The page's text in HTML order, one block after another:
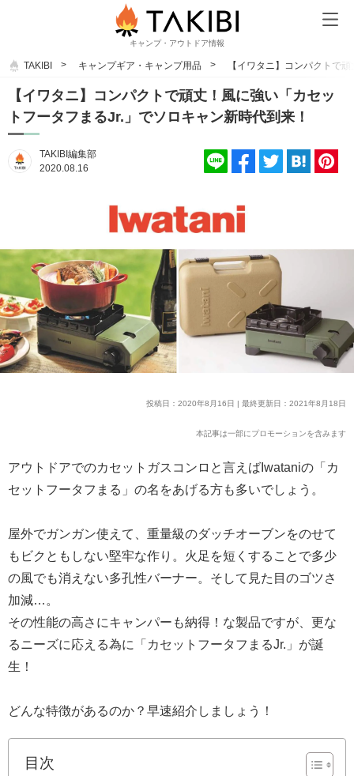
キャンプ・アウトドア情報
TAKIBI キャンプギア・キャンプ用品 【イワタニ】コンパクトで
【イワタニ】コンパクトで頑丈！風に強い「カセッ
トフータフまるJr.」でソロキャン新時代到来！
TAKIBI編集部
2020.08.16
投稿日：2020年8月16日 | 最終更新日：2021年8月18日
本記事は一部にプロモーションを含みます
アウトドアでのカセットガスコンロと言えばIwataniの「カ
セットフータフまる」の名をあげる方も多いでしょう。
屋外でガンガン使えて、重量級のダッチオーブンをのせて
もビクともしない堅牢な作り。火足を短くすることで多少
の風でも消えない多孔性バーナー。そして見た目のゴツさ
加減…。
その性能の高さにキャンパーも納得！な製品ですが、更な
るニーズに応える為に「カセットフータフまるJr.」が誕
生！
どんな特徴があるのか？早速紹介しましょう！
目次